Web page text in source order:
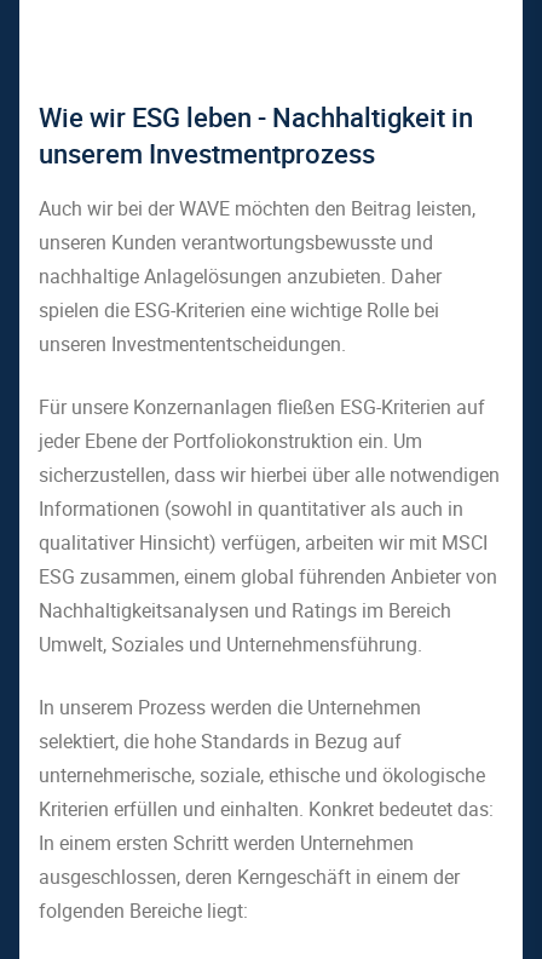
Wie wir ESG leben - Nachhaltigkeit in
unserem Investmentprozess
Auch wir bei der WAVE möchten den Beitrag leisten,
unseren Kunden verantwortungsbewusste und
nachhaltige Anlagelösungen anzubieten. Daher
spielen die ESG-Kriterien eine wichtige Rolle bei
unseren Investmententscheidungen.
Für unsere Konzernanlagen fließen ESG-Kriterien auf
jeder Ebene der Portfoliokonstruktion ein. Um
sicherzustellen, dass wir hierbei über alle notwendigen
Informationen (sowohl in quantitativer als auch in
qualitativer Hinsicht) verfügen, arbeiten wir mit MSCI
ESG zusammen, einem global führenden Anbieter von
Nachhaltigkeitsanalysen und Ratings im Bereich
Umwelt, Soziales und Unternehmensführung.
In unserem Prozess werden die Unternehmen
selektiert, die hohe Standards in Bezug auf
unternehmerische, soziale, ethische und ökologische
Kriterien erfüllen und einhalten. Konkret bedeutet das:
In einem ersten Schritt werden Unternehmen
ausgeschlossen, deren Kerngeschäft in einem der
folgenden Bereiche liegt: